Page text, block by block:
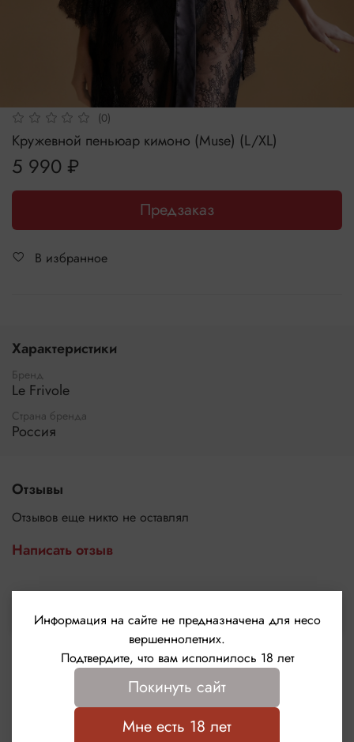
(0)
Кружевной пеньюар кимоно (Muse) (L/XL)
5 990 ₽
Предзаказ
В избранное
Характеристики
Бренд
Le Frivole
Страна бренда
Россия
Отзывы
Отзывов еще никто не оставлял
Написать отзыв
Сопутствующие товары
Информация на сайте не предназначена для несо
вершеннолетних.
Подтвердите, что вам исполнилось 18 лет
Покинуть сайт
Мне есть 18 лет